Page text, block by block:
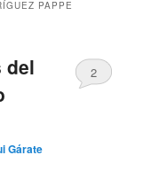
PAPPE
del
Gárate
2